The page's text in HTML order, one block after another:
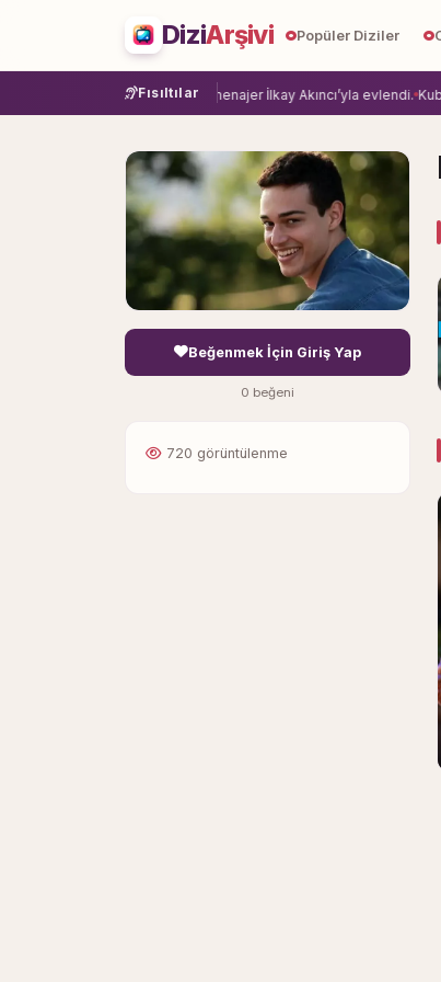
DiziArşivi Popüler Diziler
Fısıltılar
Damla Sönmez, menajer İlkay Akıncı’yla evlendi. Kubilay
Beğenmek İçin Giriş Yap
0 beğeni
720 görüntülenme